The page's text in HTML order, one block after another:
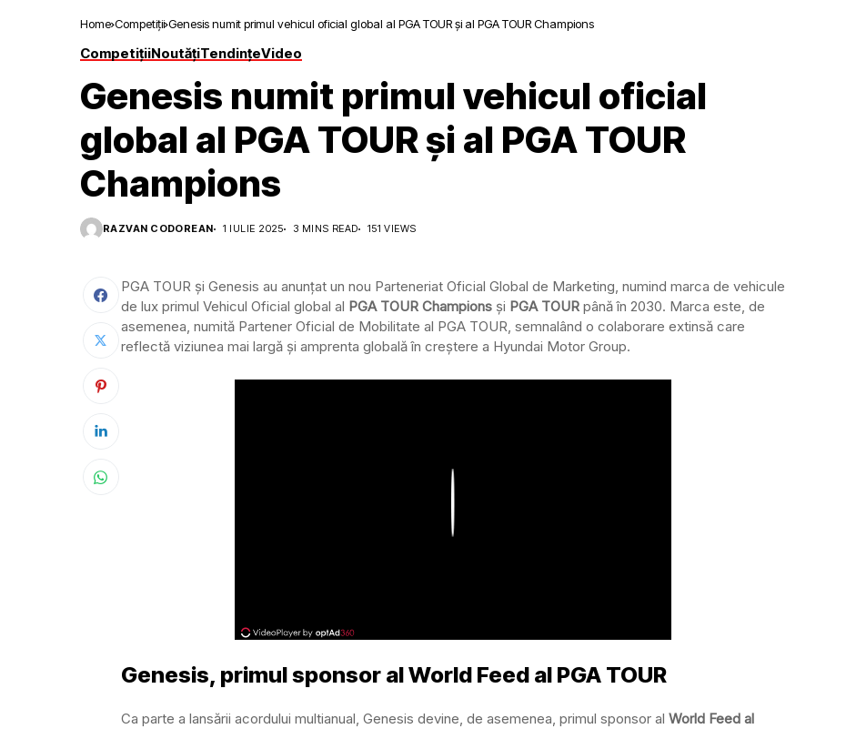
Home Competiții Genesis numit primul vehicul oficial global al PGA TOUR și al PGA TOUR Champions
CompetițiiNoutățiTendințeVideo
Genesis numit primul vehicul oficial
global al PGA TOUR și al PGA TOUR
Champions
RAZVAN CODOREAN 1 IULIE 2025 3 MINS READ 151 VIEWS
PGA TOUR și Genesis au anunțat un nou Parteneriat Oficial Global de Marketing, numind marca de vehicule
de lux primul Vehicul Oficial global al PGA TOUR Champions și PGA TOUR până în 2030. Marca este, de
asemenea, numită Partener Oficial de Mobilitate al PGA TOUR, semnalând o colaborare extinsă care
reflectă viziunea mai largă și amprenta globală în creștere a Hyundai Motor Group.
Genesis, primul sponsor al World Feed al PGA TOUR
Ca parte a lansării acordului multianual, Genesis devine, de asemenea, primul sponsor al World Feed al